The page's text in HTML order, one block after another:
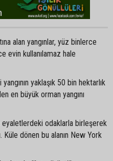
alan yangınlar, yüz binlerce
evin kullanılamaz hale
yaklaşık 50 bin hektarlık
en büyük orman yangını
eyaletlerdeki odaklarla birleşerek
Küle dönen bu alanın New York